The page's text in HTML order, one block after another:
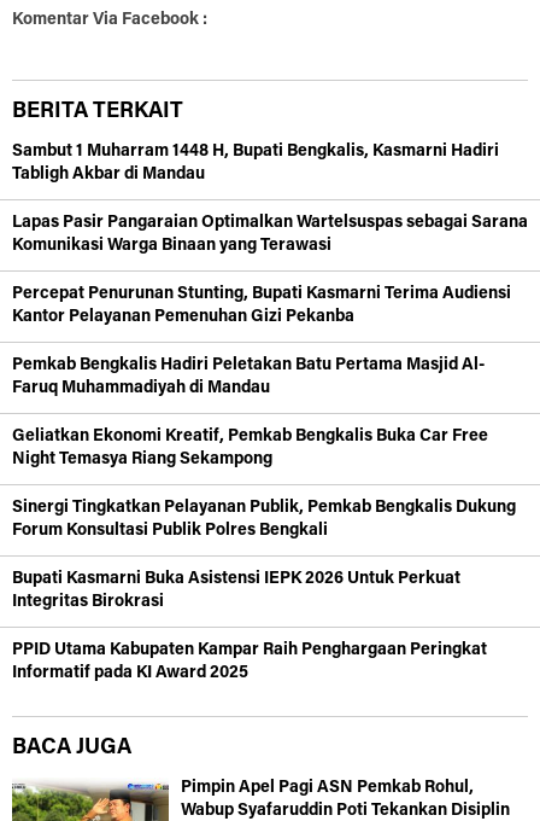
Komentar Via Facebook :
BERITA TERKAIT
Sambut 1 Muharram 1448 H, Bupati Bengkalis, Kasmarni Hadiri
Tabligh Akbar di Mandau
Lapas Pasir Pangaraian Optimalkan Wartelsuspas sebagai Sarana
Komunikasi Warga Binaan yang Terawasi
Percepat Penurunan Stunting, Bupati Kasmarni Terima Audiensi
Kantor Pelayanan Pemenuhan Gizi Pekanba
Pemkab Bengkalis Hadiri Peletakan Batu Pertama Masjid Al-
Faruq Muhammadiyah di Mandau
Geliatkan Ekonomi Kreatif, Pemkab Bengkalis Buka Car Free
Night Temasya Riang Sekampong
Sinergi Tingkatkan Pelayanan Publik, Pemkab Bengkalis Dukung
Forum Konsultasi Publik Polres Bengkali
Bupati Kasmarni Buka Asistensi IEPK 2026 Untuk Perkuat
Integritas Birokrasi
PPID Utama Kabupaten Kampar Raih Penghargaan Peringkat
Informatif pada KI Award 2025
BACA JUGA
Pimpin Apel Pagi ASN Pemkab Rohul,
Wabup Syafaruddin Poti Tekankan Disiplin